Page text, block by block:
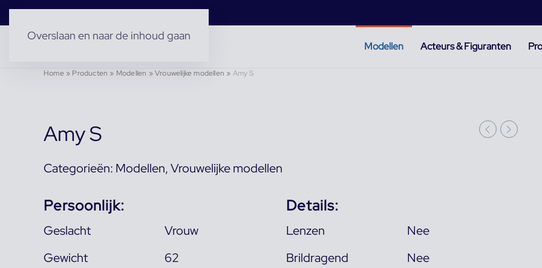
Overslaan en naar de inhoud gaan
Modellen Acteurs & Figuranten
Home» Producten » Modellen »Vrouwelijke modellen » Amy S
Amy S
Categorieën: Modellen,Vrouwelijke modellen
Persoonlijk:
Geslacht
Vrouw
Gewicht
62
Details:
Lenzen
Nee
Brildragend
Nee